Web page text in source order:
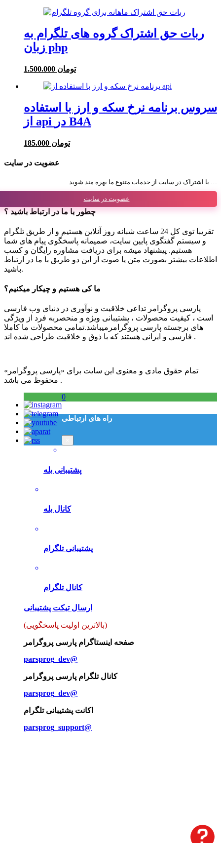
ربات حق اشتراک گروه های تلگرام به
زبان php
1.500.000 تومان
سروس برنامه نرخ سکه و ارز با استفاده
از api در B4A
185.000 تومان
عضویت در سایت
عضویت در سایت
چطور با ما در ارتباط باشید ؟
تقریبا توی کل 24 ساعت شبانه روز آنلاین هستیم و از طریق تلگرام
و سیستم گفتگوی پایین سایت، صمیمانه پاسخگوی پیام های شما
هستیم. پیشنهاد میشه برای دریافت مشاوره رایگان و کسب
اطلاعات بیشتر بصورت متن یا صوت از این دو طریق با ما در ارتباط
باشید.
ما کی هستیم و چیکار میکنیم؟
پارسی پروگرامر تداعی خلاقیت و نوآوری در دنیای وب فارسی
است ، کیفیت محصولات ، پشتیبانی ویژه و منحصربه فرد از ویژگی
های برجسته پارسی پروگرامرمیباشد.تمامی محصولات ما کاملا
فارسی و ایرانی هستند که با ذوق و خلاقیت طراحی شده اند .
تمام حقوق مادی و معنوی این سایت برای «پارسی پروگرامر»
محفوظ می باشد .
0
راه های ارتباطی
پشتیبانی بله
کانال بله
پشتیبانی تلگرام
کانال تلگرام
ارسال تیکت پشتیبانی
(بالاترین اولیت پاسخگویی)
صفحه اینستاگرام پارسی پروگرامر
parsprog_dev@
کانال تلگرام پارسی پروگرامر
parsprog_dev@
اکانت پشتیبانی تلگرام
parsprog_support@